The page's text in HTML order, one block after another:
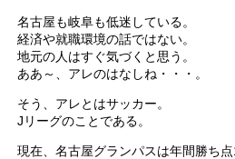
名古屋も岐阜も低迷している。
経済や就職環境の話ではない。
地元の人はすぐ気づくと思う。
ああ～、アレのはなしね・・・。
そう、アレとはサッカー。
Jリーグのことである。
現在、名古屋グランパスは年間勝ち